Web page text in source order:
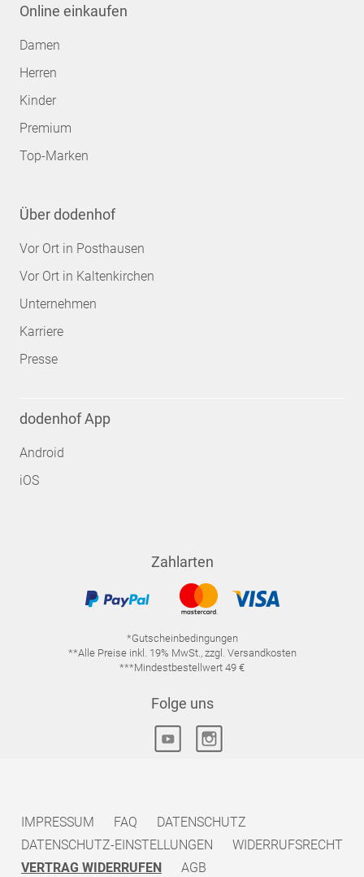
Online einkaufen
Damen
Herren
Kinder
Premium
Top-Marken
Über dodenhof
Vor Ort in Posthausen
Vor Ort in Kaltenkirchen
Unternehmen
Karriere
Presse
dodenhof App
Android
iOS
Zahlarten
*Gutscheinbedingungen
**Alle Preise inkl. 19% MwSt., zzgl. Versandkosten
***Mindestbestellwert 49 €
Folge uns
IMPRESSUM FAQ
DATENSCHUTZ
DATENSCHUTZ-EINSTELLUNGEN
WIDERRUFSRECHT
VERTRAG WIDERRUFEN
AGB